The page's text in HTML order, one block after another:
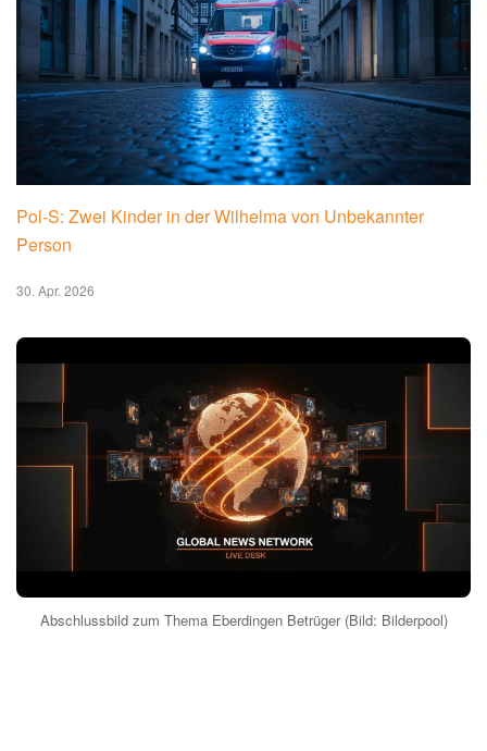
Pol-S: Zwei Kinder in der Wilhelma von Unbekannter
Person
30. Apr. 2026
Abschlussbild zum Thema Eberdingen Betrüger (Bild: Bilderpool)